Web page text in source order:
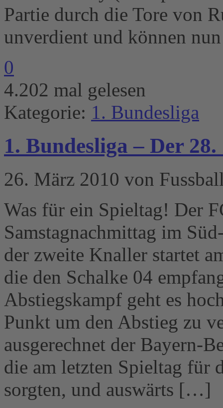
Partie durch die Tore von
unverdient und können
0
4.202 mal gelesen
Kategorie: 1. Bundesliga
1. Bundesliga – Der
26. März 2010 von
Was für ein Spieltag! Der
Samstagnachmittag im
der zweite Knaller startet
die den Schalke 04
Abstiegskampf geht es
Punkt um den Abstieg zu
ausgerechnet der Bayern-
die am letzten Spieltag für
sorgten, und auswärts […]